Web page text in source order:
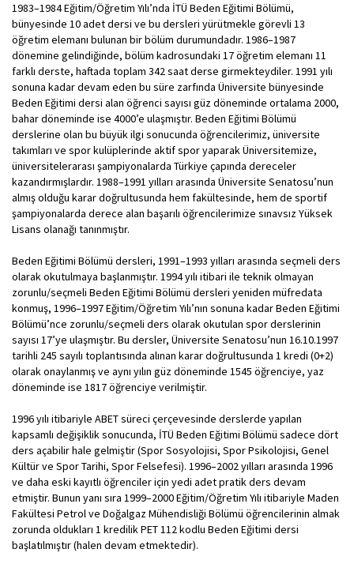
1983–1984 Eğitim/Öğretim Yılı’nda İTÜ Beden Eğitimi Bölümü,
bünyesinde 10 adet dersi ve bu dersleri yürütmek​le görevli 13
öğretim elemanı bulunan bir bölüm durumundadır. 1986–1987
dönemine gelindiğinde, bölüm kadrosundaki 17 öğretim elemanı 11
farklı derste, haftada toplam 342 saat derse girmekteydiler. 1991 yılı
sonuna kadar devam eden bu süre zarfında Üniversite bünyesinde
Beden Eğitimi dersi alan öğrenci sayısı güz döneminde ortalama 2000,
bahar döneminde ise 4000’e ulaşmıştır. Beden Eğitimi Bölümü
derslerine olan bu büyük ilgi sonucunda öğrencilerimiz, üniversite
takımları ve spor kulüplerinde aktif spor yaparak Üniversitemize,
üniversitelerarası şampiyonalarda Türkiye çapında dereceler
kazandırmışlardır. 1988–1991 yılları arasında Üniversite Senatosu’nun
almış olduğu karar doğrultusunda hem fakültesinde, hem de sportif
şampiyonalarda derece alan başarılı öğrencilerimize sınavsız Yüksek
Lisans olanağı tanınmıştır.
Beden Eğitimi Bölümü dersleri, 1991–1993 yılları arasında seçmeli ders
olarak okutulmaya başlanmıştır. 1994 yılı itibari ile teknik olmayan
zorunlu/seçmeli Beden Eğitimi Bölümü dersleri yeniden müfredata
konmuş, 1996–1997 Eğitim/Öğretim Yılı’nın sonuna kadar Beden Eğitimi
Bölümü’nce zorunlu/seçmeli ders olarak okutulan spor derslerinin
sayısı 17’ye ulaşmıştır. Bu dersler, Üniversite Senatosu’nun 16.10.1997
tarihli 245 sayılı toplantısında alınan karar doğrultusunda 1 kredi (0+2)
olarak onaylanmış ve aynı yılın güz döneminde 1545 öğrenciye, yaz
döneminde ise 1817 öğrenciye verilmiştir.
1996 yılı itibariyle ABET süreci çerçevesinde derslerde yapılan
kapsamlı değişiklik sonucunda, İTÜ Beden Eğitimi Bölümü sadece dört
ders açabilir hale gelmiştir (Spor Sosyolojisi, Spor Psikolojisi, Genel
Kültür ve Spor Tarihi, Spor Felsefesi). 1996–2002 yılları arasında 1996
ve daha eski kayıtlı öğrenciler için yedi adet pratik ders devam
etmiştir. Bunun yanı sıra 1999–2000 Eğitim/Öğretim Yılı itibariyle Maden
Fakültesi Petrol ve Doğalgaz Mühendisliği Bölümü öğrencilerinin almak
zorunda oldukları 1 kredilik PET 112 kodlu Beden Eğitimi dersi
başlatılmıştır (halen devam etmektedir).